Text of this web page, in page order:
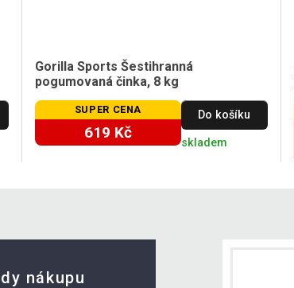
Gorilla Sports Šestihranná
pogumovaná činka, 8 kg
SUPER CENA
619 Kč
Do košíku
skladem
nákupu